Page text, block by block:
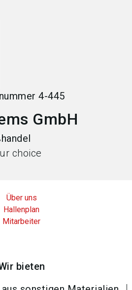
4-445
GmbH
choice
Über uns
Hallenplan
Mitarbeiter
bieten